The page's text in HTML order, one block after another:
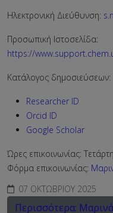
Ηλεκτρονική Διεύθυνση:
Προσωπική Ιστοσελίδα:
https://
Κατάλογος δημοσιεύσεων:
Researcher ID
Orcid ID
Google Scholar
Ώρες επικοινωνίας:
Φόρμα επικοινωνίας:
07 ΟΚΤΩΒΡΊΟΥ 2025
Περισσότερα: